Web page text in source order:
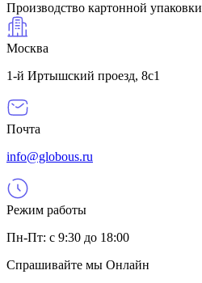
Производство картонной упаковки
Москва
1-й Иртышский проезд, 8с1
Почта
info@globous.ru
Режим работы
Пн-Пт: с 9:30 до 18:00
Спрашивайте мы Онлайн